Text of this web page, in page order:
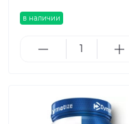
в наличии